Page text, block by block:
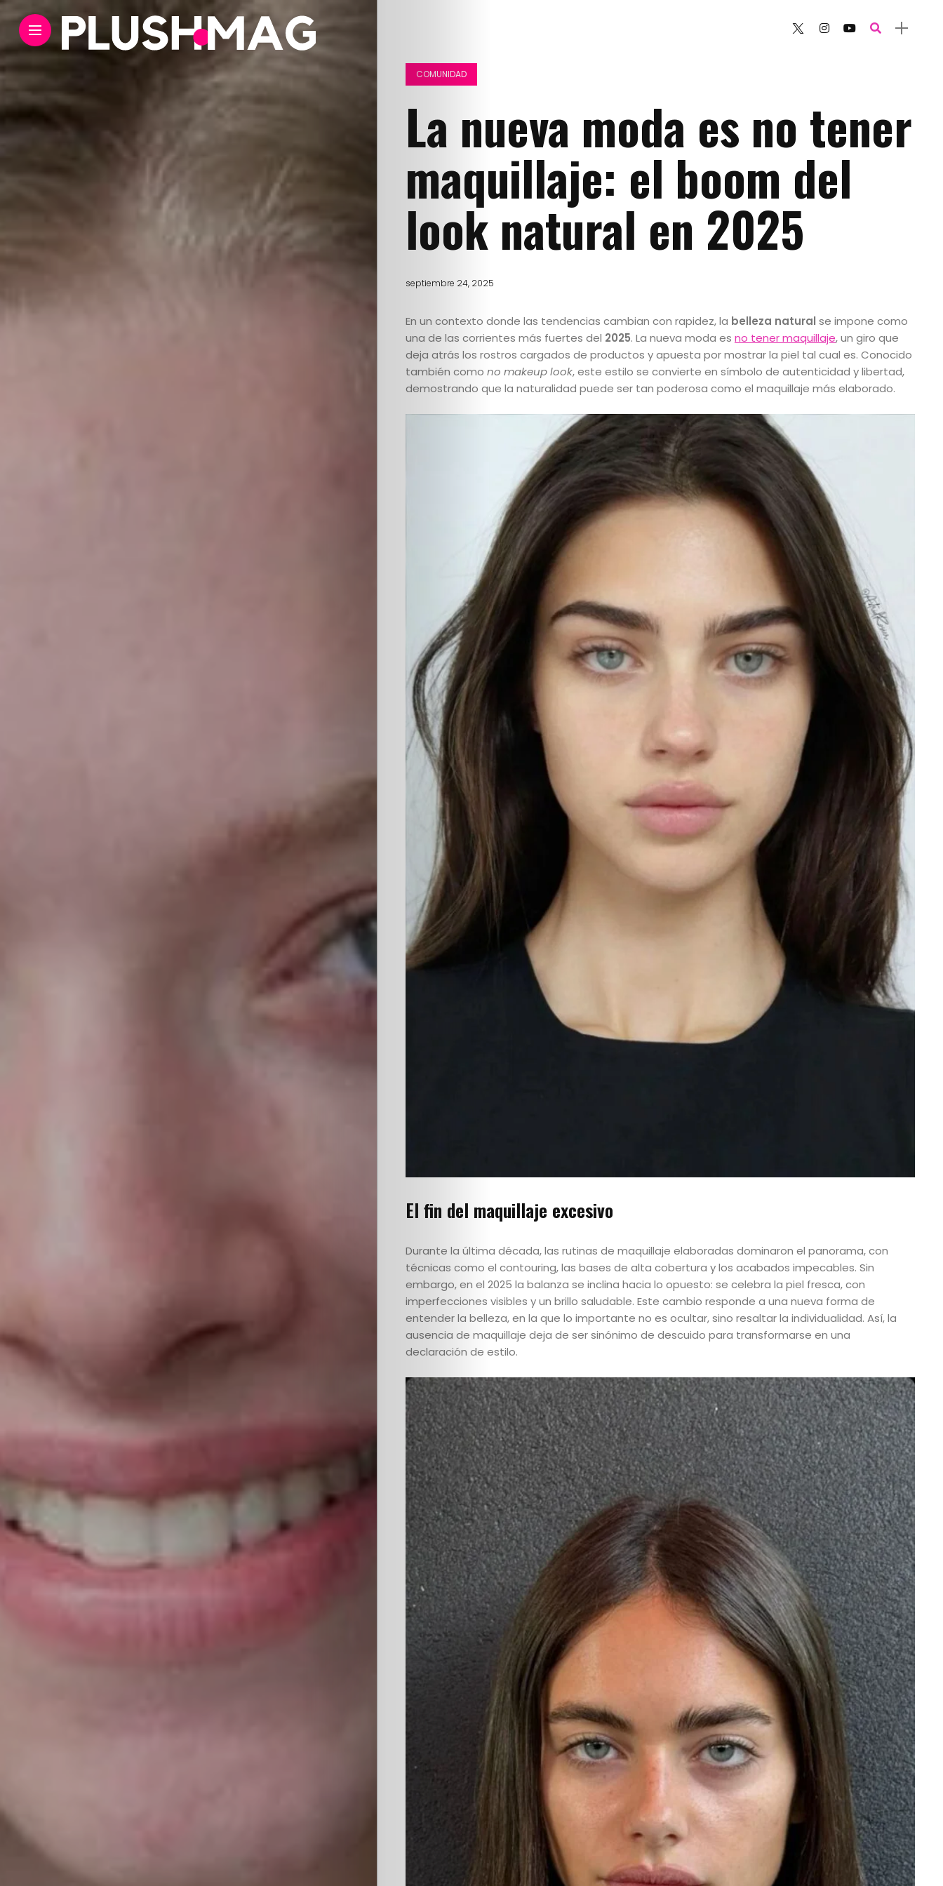
Quienes
Somos
Editoriales
Comunidad
Los
Elegidos
Cultura
PLOP
Imagen
y
Belleza
Crónicas
Contacto
COMUNIDAD
La nueva moda es no tener
maquillaje: el boom del
look natural en 2025
septiembre 24, 2025
En un contexto donde las tendencias cambian con rapidez, la belleza natural se impone como
una de las corrientes más fuertes del 2025. La nueva moda es no tener maquillaje, un giro que
deja atrás los rostros cargados de productos y apuesta por mostrar la piel tal cual es. Conocido
también como no makeup look, este estilo se convierte en símbolo de autenticidad y libertad,
demostrando que la naturalidad puede ser tan poderosa como el maquillaje más elaborado.
El fin del maquillaje excesivo
Durante la última década, las rutinas de maquillaje elaboradas dominaron el panorama, con
técnicas como el contouring, las bases de alta cobertura y los acabados impecables. Sin
embargo, en el 2025 la balanza se inclina hacia lo opuesto: se celebra la piel fresca, con
imperfecciones visibles y un brillo saludable. Este cambio responde a una nueva forma de
entender la belleza, en la que lo importante no es ocultar, sino resaltar la individualidad. Así, la
ausencia de maquillaje deja de ser sinónimo de descuido para transformarse en una
declaración de estilo.